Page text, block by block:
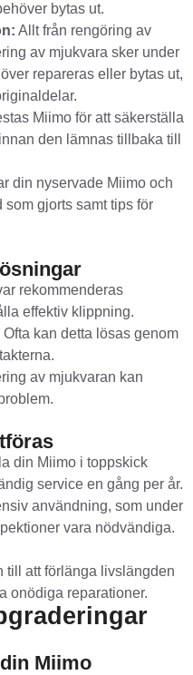
bytas ut.
Allt från rengöring av
av mjukvara sker under
repareras eller bytas ut,
Miimo för att säkerställa
den lämnas tillbaka till
din nyservade Miimo och
gjorts samt tips för
rekommenderas
effektiv klippning.
Ofta kan detta lösas genom
av mjukvaran kan
din Miimo i toppskick
service en gång per år.
användning, som under
vara nödvändiga.
till att förlänga livslängden
onödiga reparationer.
Miimo